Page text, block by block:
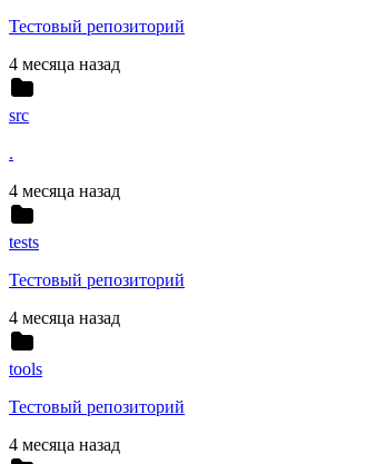
Тестовый репозиторий
4 месяца назад
src
.
4 месяца назад
tests
Тестовый репозиторий
4 месяца назад
tools
Тестовый репозиторий
4 месяца назад